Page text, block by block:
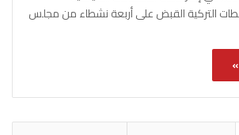
التركية القبض على أربعة نشطاء من مجلس